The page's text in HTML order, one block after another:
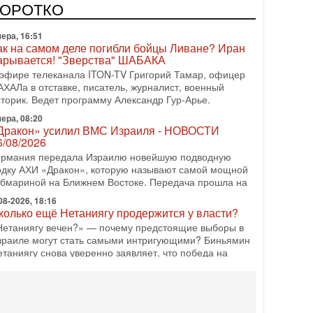
АХИ «Дракон» (Drakon), которая уже стала самой
субмариной в истории ЦАХАЛ. Но почему её
16:51
на самом деле погибли бойцы Ливане? Иран
"Зверства" ШАБАКА
телеканала ITON-TV Григорий Тамар, офицер
в отставке, писатель, журналист, военный
Ведет программу Александр Гур-Арье.
08:20
усилил ВМС Израиля - НОВОСТИ
08/2026
передала Израилю новейшую подводную
АХИ «Дракон», которую называют самой мощной
на Ближнем Востоке. Передача прошла на
2026, 18:16
ещё Нетаниягу продержится у власти?
вечен?» — почему предстоящие выборы в
могут стать самыми интригующими? Биньямин
снова уверенно заявляет, что победа на